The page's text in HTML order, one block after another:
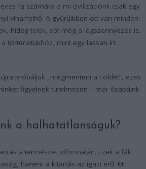
fa számára a mi civilizációnk csak egy
viharfelhő. A gyűrűikben ott van minden:
hideg telek, sőt még a légszennyezés is.
történetükhöz, mint egy lassan írt
próbáljuk „megmenteni a Földet”, ezek
figyelnek türelmesen – már ősapáink
a halhatatlanságuk?
a természet idővonalán. Ezek a fák
hanem a kitartás az igazi erő. Mi